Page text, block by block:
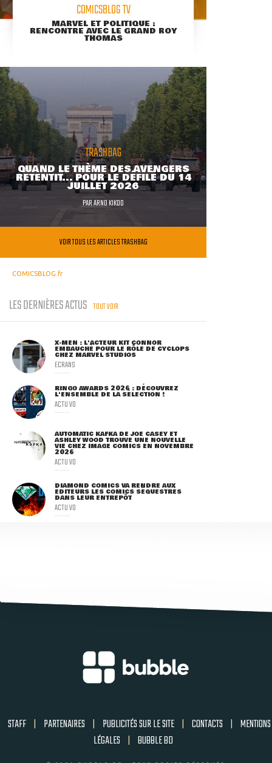
COMICSBLOG TV
MARVEL ET POLITIQUE :
RENCONTRE AVEC LE GRAND ROY
THOMAS
TRASHBAG
QUAND LE THÈME DES AVENGERS
RETENTIT... POUR LE DÉFILÉ DU 14
JUILLET 2026
PARARNO KIKOO
VOIR TOUS LES ARTICLES TRASHBAG
COMICSBLOG.fr
LES DERNIÈRES ACTUS TOUT VOIR
X-MEN : L'ACTEUR KIT CONNOR
EMBAUCHÉ POUR LE RÔLE DE CYCLOPS
CHEZ MARVEL STUDIOS
ECRANS
RINGO AWARDS 2026 : DÉCOUVREZ
L'ENSEMBLE DE LA SÉLECTION !
ACTU VO
AUTOMATIC KAFKA DE JOE CASEY ET
ASHLEY WOOD TROUVE UNE NOUVELLE
VIE CHEZ IMAGE COMICS EN NOVEMBRE
2026
ACTU VO
DIAMOND COMICS VA RENDRE AUX
ÉDITEURS LES COMICS SÉQUESTRÉS
DANS LEUR ENTREPÔT
ACTU VO
STAFF | PARTENAIRES | PUBLICITÉS SUR LE SITE | CONTACTS | MENTIONS
LÉGALES | BUBBLE BD